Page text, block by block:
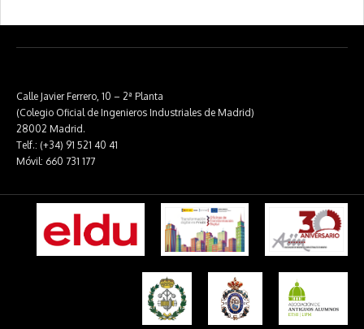
Calle Javier Ferrero, 10 – 2ª Planta
(Colegio Oficial de Ingenieros Industriales de Madrid)
28002 Madrid.
Telf.: (+34) 91 521 40 41
Móvil: 660 731 177